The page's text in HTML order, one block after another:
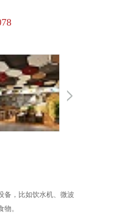
备，比如饮水机、微波
。